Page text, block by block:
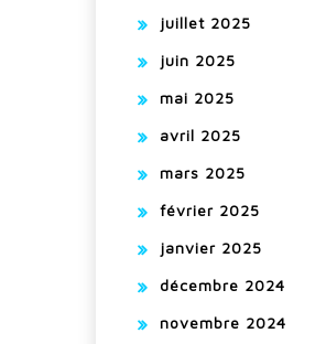
juillet 2025
juin 2025
mai 2025
avril 2025
mars 2025
février 2025
janvier 2025
décembre 2024
novembre 2024